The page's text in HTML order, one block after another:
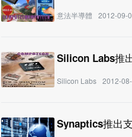
意法半導體 2012-09-
Silicon Labs推
Silicon Labs 2012-
Synaptics推出